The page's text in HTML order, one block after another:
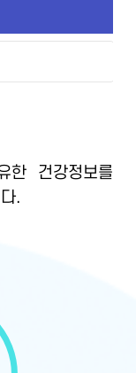
한 건강정보를
.